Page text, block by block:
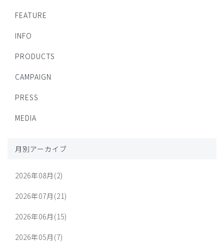
FEATURE
INFO
PRODUCTS
CAMPAIGN
PRESS
MEDIA
月別アーカイブ
2026年08月(2)
2026年07月(21)
2026年06月(15)
2026年05月(7)